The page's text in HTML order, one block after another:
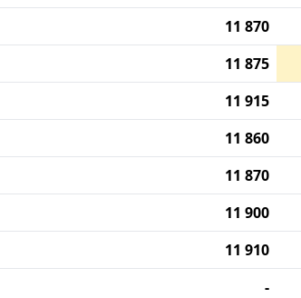
11 870
11 875
11 915
11 860
11 870
11 900
11 910
-